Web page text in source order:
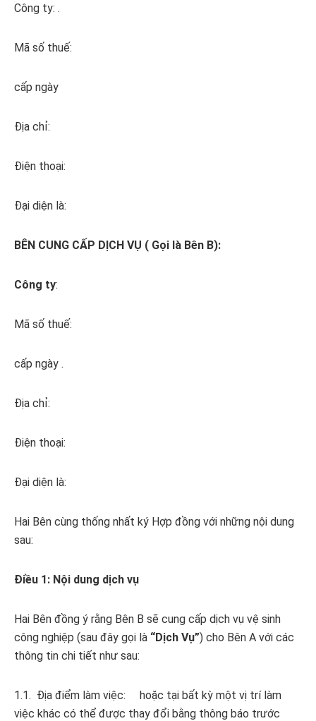
Công ty: .
Mã số thuế:
cấp ngày
Địa chỉ:
Điện thoại:
Đại diện là:
BÊN CUNG CẤP DỊCH VỤ ( Gọi là Bên B):
Công ty:
Mã số thuế:
cấp ngày .
Địa chỉ:
Điện thoại:
Đại diện là:
Hai Bên cùng thống nhất ký Hợp đồng với những nội dung
sau:
Điều 1: Nội dung dịch vụ
Hai Bên đồng ý rằng Bên B sẽ cung cấp dịch vụ vệ sinh
công nghiệp (sau đây gọi là “Dịch Vụ”) cho Bên A với các
thông tin chi tiết như sau:
1.1. Địa điểm làm việc: hoặc tại bất kỳ một vị trí làm
việc khác có thể được thay đổi bằng thông báo trước